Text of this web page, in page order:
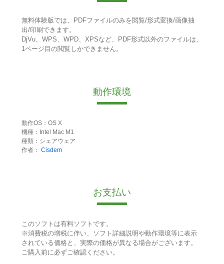
無料体験版では、PDFファイルのみを閲覧/形式変換/画像抽
出/印刷できます。
DjVu、WPS、WPD、XPSなど、PDF形式以外のファイルは、
1ページ目の閲覧しかできません。
動作環境
動作OS：OS X
機種：Intel Mac M1
種類：シェアウェア
作者： Cisdem
お支払い
このソフトは有料ソフトです。
※消費税の増税に伴い、ソフト詳細説明や動作環境等に表示
されている価格と、実際の価格が異なる場合がございます。
ご購入前に必ずご確認ください。